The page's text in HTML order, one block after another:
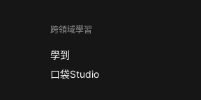
跨領域學習
學到
口袋Studio